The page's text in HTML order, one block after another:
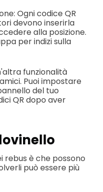
Ogni codice QR
devono inserirla
alla posizione.
per indizi sulla
funzionalità
Puoi impostare
del tuo
QR dopo aver
rebus è che possono
può essere più